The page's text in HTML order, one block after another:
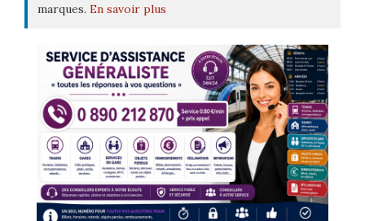
marques. En savoir plus